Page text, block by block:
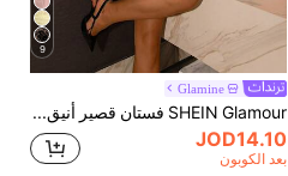
9
Glamine
SHEIN Glamour فستان قصير أنيق وجذاب من الدانتيل بلون أحادي للنساء
JOD14.10
بعد الكوبون